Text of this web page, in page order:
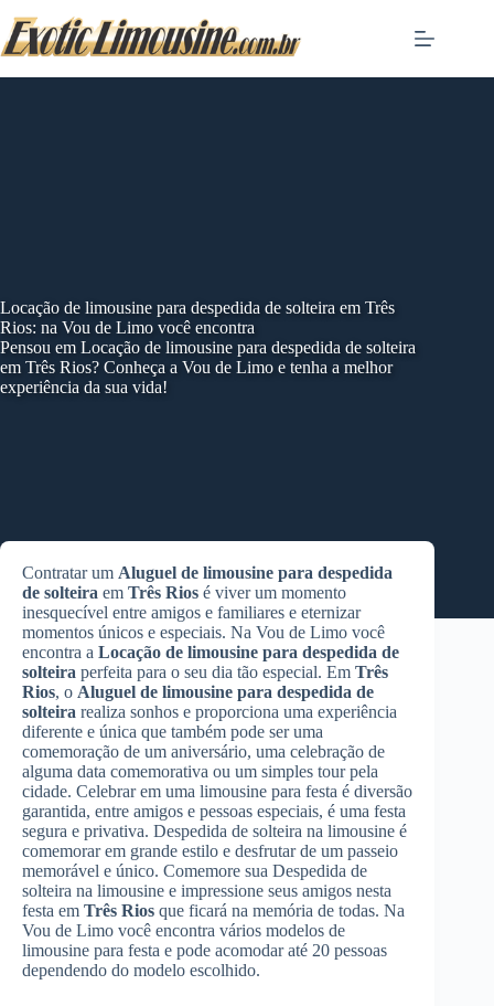
to
content
Locação de limousine para despedida de solteira em Três
Rios: na Vou de Limo você encontra
Pensou em Locação de limousine para despedida de solteira
em Três Rios? Conheça a Vou de Limo e tenha a melhor
experiência da sua vida!
Contratar um Aluguel de limousine para despedida
de solteira em Três Rios é viver um momento
inesquecível entre amigos e familiares e eternizar
momentos únicos e especiais. Na Vou de Limo você
encontra a Locação de limousine para despedida de
solteira perfeita para o seu dia tão especial. Em Três
Rios, o Aluguel de limousine para despedida de
solteira realiza sonhos e proporciona uma experiência
diferente e única que também pode ser uma
comemoração de um aniversário, uma celebração de
alguma data comemorativa ou um simples tour pela
cidade. Celebrar em uma limousine para festa é diversão
garantida, entre amigos e pessoas especiais, é uma festa
segura e privativa. Despedida de solteira na limousine é
comemorar em grande estilo e desfrutar de um passeio
memorável e único. Comemore sua Despedida de
solteira na limousine e impressione seus amigos nesta
festa em Três Rios que ficará na memória de todas. Na
Vou de Limo você encontra vários modelos de
limousine para festa e pode acomodar até 20 pessoas
dependendo do modelo escolhido.